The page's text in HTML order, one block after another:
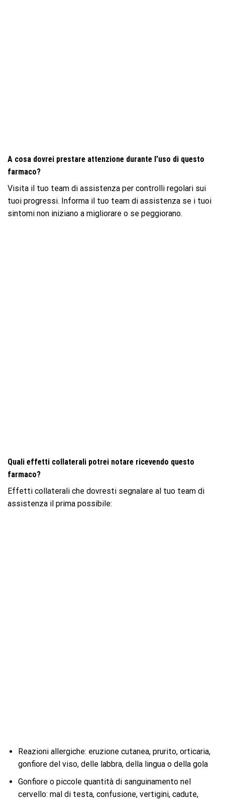
A cosa dovrei prestare attenzione durante l’uso di questo
farmaco?
Visita il tuo team di assistenza per controlli regolari sui
tuoi progressi. Informa il tuo team di assistenza se i tuoi
sintomi non iniziano a migliorare o se peggiorano.
Quali effetti collaterali potrei notare ricevendo questo
farmaco?
Effetti collaterali che dovresti segnalare al tuo team di
assistenza il prima possibile:
Reazioni allergiche: eruzione cutanea, prurito, orticaria,
gonfiore del viso, delle labbra, della lingua o della gola
Gonfiore o piccole quantità di sanguinamento nel
cervello: mal di testa, confusione, vertigini, cadute,